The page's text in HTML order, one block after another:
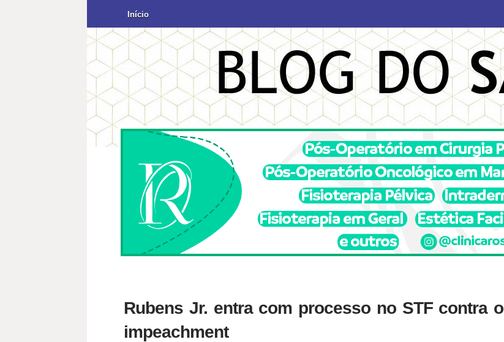
Início
Rubens Jr. entra com processo no STF contra o
impeachment